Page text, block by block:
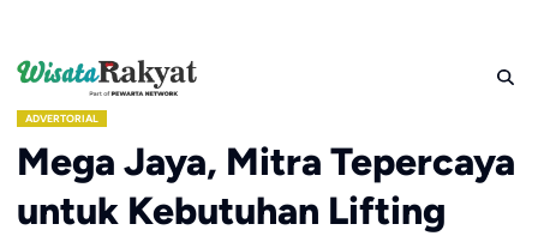
ADVERTORIAL
Mega Jaya, Mitra Tepercaya
untuk Kebutuhan Lifting